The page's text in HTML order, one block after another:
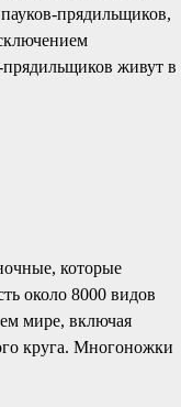
прядильщиков,
живут в
которые
около 8000 видов
мире, включая
круга. Многоножки